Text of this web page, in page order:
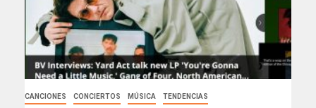
CANCIONES CONCIERTOS MÚSICA TENDENCIAS